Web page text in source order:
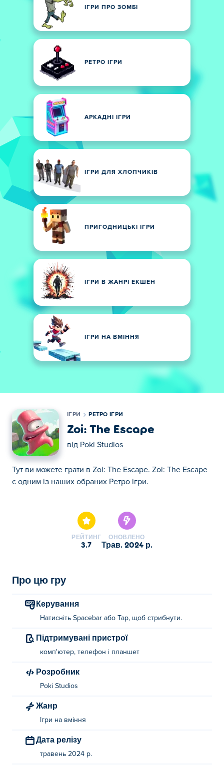
ІГРИ ПРО ЗОМБІ
РЕТРО ІГРИ
АРКАДНІ ІГРИ
ІГРИ ДЛЯ ХЛОПЧИКІВ
ПРИГОДНИЦЬКІ ІГРИ
ІГРИ В ЖАНРІ ЕКШЕН
ІГРИ НА ВМІННЯ
ІГРИ РЕТРО ІГРИ
Zoi: The Escape
від Poki Studios
Тут ви можете грати в Zoi: The Escape. Zoi: The Escape
є одним із наших обраних Ретро ігри.
РЕЙТИНГ
3.7
ОНОВЛЕНО
трав. 2024 р.
Про цю гру
Керування
Натисніть Spacebar або Tap, щоб стрибнути.
Підтримувані пристрої
комп'ютер, телефон і планшет
Розробник
Poki Studios
Жанр
Ігри на вміння
Дата релізу
травень 2024 р.